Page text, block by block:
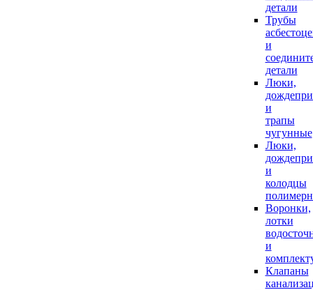
детали
Трубы
и
детали
Люки,
и
трапы
чугунные
Люки,
и
колодцы
Воронки,
лотки
и
Клапаны